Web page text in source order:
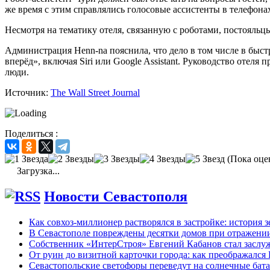
же время с этим справлялись голосовые ассистенты в
Несмотря на тематику отеля, связанную с роботами,
Администрация Henn-na пояснила, что дело в том числе в
вперёд», включая Siri или Google Assistant. Руководство отеля
люди.
Источник: The Wall Street Journal
Поделиться :
(Пока
Загрузка...
Новости Севастополя
Как совхоз-миллионер растворялся в застройке: история
В Севастополе повреждены десятки домов при
Собственник «ИнтерСтроя» Евгений Кабанов стал
От руин до визитной карточки города: как
Севастопольские светофоры переведут на солнечные